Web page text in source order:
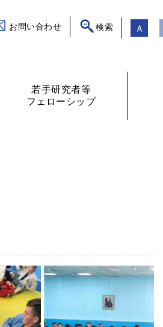
お問い合わせ 検索
若手研究者等
フェローシップ